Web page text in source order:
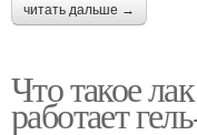
читать дальше →
Что такое
работает